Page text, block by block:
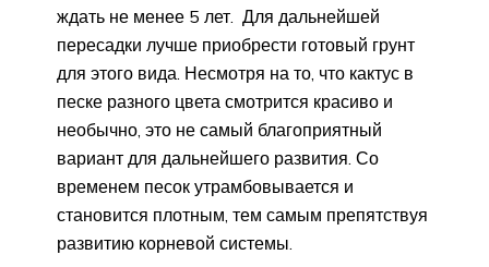
ждать не менее 5 лет. Для дальнейшей
пересадки лучше приобрести готовый грунт
для этого вида. Несмотря на то, что кактус в
песке разного цвета смотрится красиво и
необычно, это не самый благоприятный
вариант для дальнейшего развития. Со
временем песок утрамбовывается и
становится плотным, тем самым препятствуя
развитию корневой системы.